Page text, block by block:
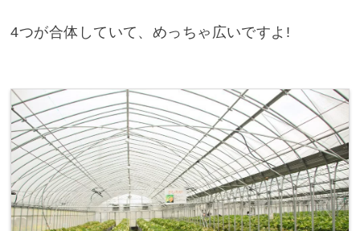
4つが合体していて、めっちゃ広いですよ!